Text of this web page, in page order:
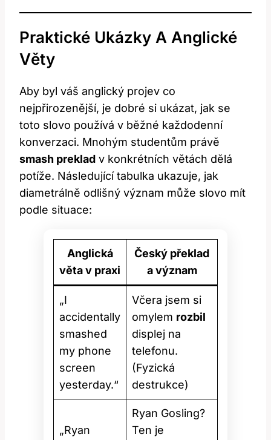
Praktické Ukázky A Anglické
Věty
Aby byl váš anglický projev co
nejpřirozenější, je dobré si ukázat, jak se
toto slovo používá v běžné každodenní
konverzaci. Mnohým studentům právě
smash preklad v konkrétních větách dělá
potíže. Následující tabulka ukazuje, jak
diametrálně odlišný význam může slovo mít
podle situace:
Anglická
věta v praxi
Český překlad
a význam
„I
accidentally
smashed
my phone
screen
yesterday.“
Včera jsem si
omylem rozbil
displej na
telefonu.
(Fyzická
destrukce)
„Ryan
Ryan Gosling?
Ten je